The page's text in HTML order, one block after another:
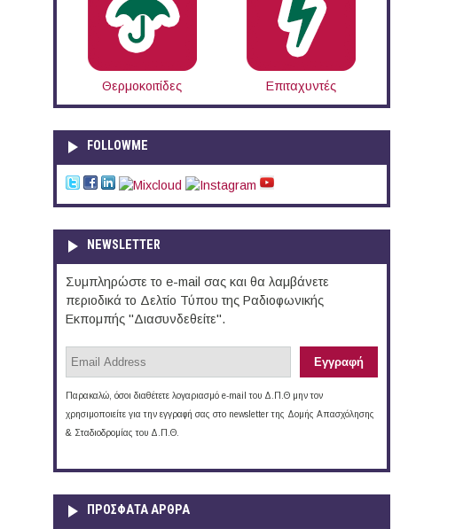
Θερμοκοιτίδες Επιταχυντές
FOLLOWME
NEWSLETTER
Συμπληρώστε το e-mail σας και θα λαμβάνετε
περιοδικά το Δελτίο Τύπου της Ραδιοφωνικής
Εκπομπής "Διασυνδεθείτε".
Παρακαλώ, όσοι διαθέτετε λογαριασμό e-mail του Δ.Π.Θ μην τον
χρησιμοποιείτε για την εγγραφή σας στο newsletter της Δομής Απασχόλησης
& Σταδιοδρομίας του Δ.Π.Θ.
ΠΡOΣΦΑΤΑ AΡΘΡΑ